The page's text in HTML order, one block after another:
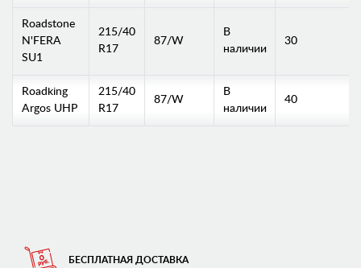
Roadstone
N'FERA
SU1
215/40
R17
87/W
В
наличии
30
Roadking
Argos UHP
215/40
R17
87/W
В
наличии
40
БЕСПЛАТНАЯ ДОСТАВКА